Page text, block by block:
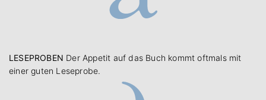
LESEPROBEN Der Appetit auf das Buch kommt oftmals mit
einer guten Leseprobe.